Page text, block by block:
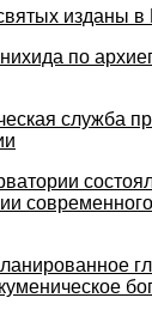
изданы в
по
служба